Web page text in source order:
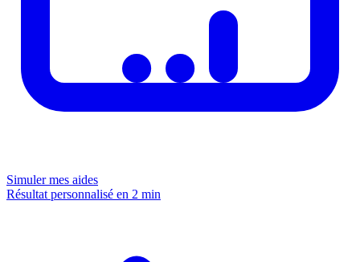
Simuler mes aides
Résultat personnalisé en 2 min